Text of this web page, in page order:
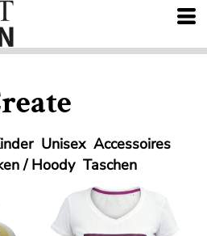
Unisex Accessoires
/ Hoody Taschen